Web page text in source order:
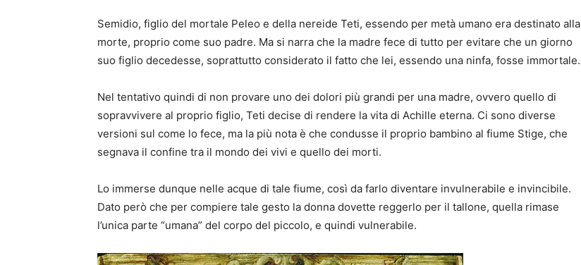
Semidio, figlio del mortale Peleo e della nereide Teti, essendo per metà umano era destinato alla
morte, proprio come suo padre. Ma si narra che la madre fece di tutto per evitare che un giorno
suo figlio decedesse, soprattutto considerato il fatto che lei, essendo una ninfa, fosse immortale.
Nel tentativo quindi di non provare uno dei dolori più grandi per una madre, ovvero quello di
sopravvivere al proprio figlio, Teti decise di rendere la vita di Achille eterna. Ci sono diverse
versioni sul come lo fece, ma la più nota è che condusse il proprio bambino al fiume Stige, che
segnava il confine tra il mondo dei vivi e quello dei morti.
Lo immerse dunque nelle acque di tale fiume, così da farlo diventare invulnerabile e invincibile.
Dato però che per compiere tale gesto la donna dovette reggerlo per il tallone, quella rimase
l’unica parte “umana” del corpo del piccolo, e quindi vulnerabile.